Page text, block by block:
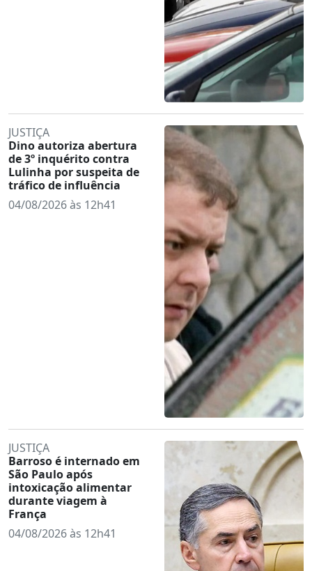
JUSTIÇA
Dino autoriza abertura
de 3º inquérito contra
Lulinha por suspeita de
tráfico de influência
04/08/2026 às 12h41
JUSTIÇA
Barroso é internado em
São Paulo após
intoxicação alimentar
durante viagem à
França
04/08/2026 às 12h41